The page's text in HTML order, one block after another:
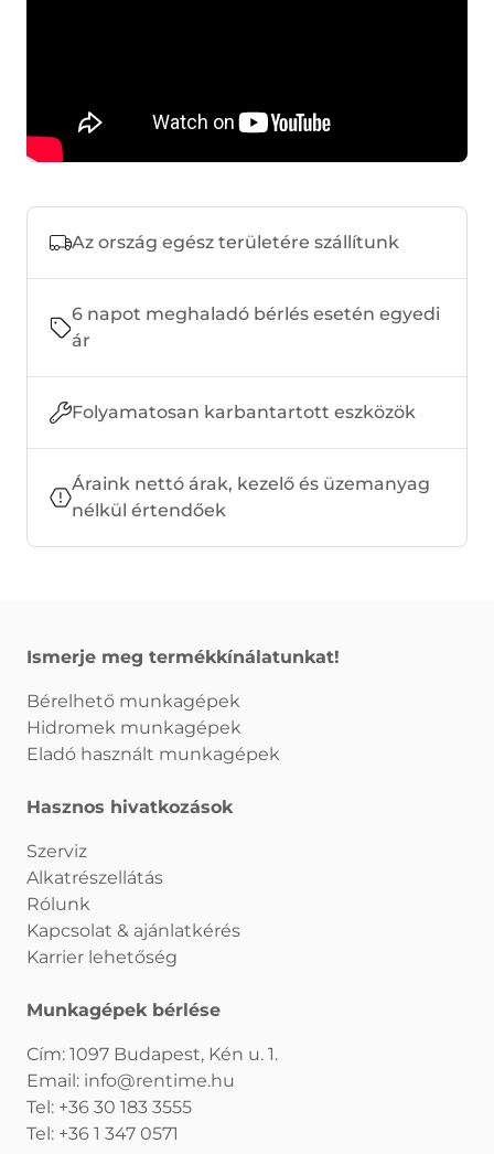
Az ország egész területére szállítunk
6 napot meghaladó bérlés esetén egyedi
ár
Folyamatosan karbantartott eszközök
Áraink nettó árak, kezelő és üzemanyag
nélkül értendőek
Ismerje meg termékkínálatunkat!
Bérelhető munkagépek
Hidromek munkagépek
Eladó használt munkagépek
Hasznos hivatkozások
Szerviz
Alkatrészellátás
Rólunk
Kapcsolat & ajánlatkérés
Karrier lehetőség
Munkagépek bérlése
Cím: 1097 Budapest, Kén u. 1.
Email: info@rentime.hu
Tel: +36 30 183 3555
Tel: +36 1 347 0571